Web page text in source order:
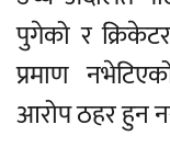
पुगेको र
प्रमाण
आरोप ठहर हुन